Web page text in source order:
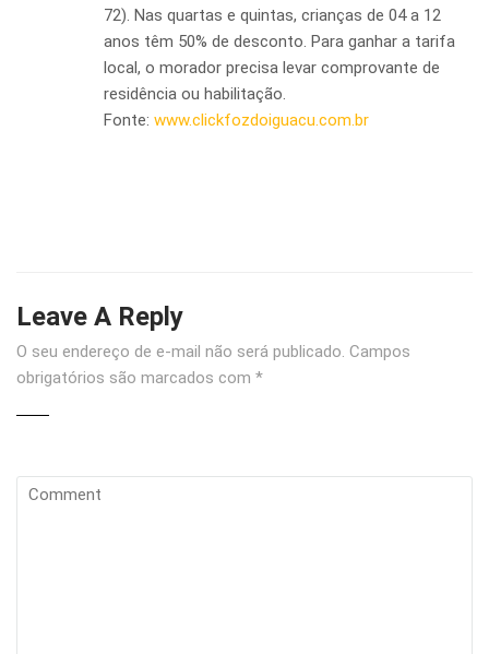
72). Nas quartas e quintas, crianças de 04 a 12
anos têm 50% de desconto. Para ganhar a tarifa
local, o morador precisa levar comprovante de
residência ou habilitação.
Fonte: www.clickfozdoiguacu.com.br
Leave A Reply
O seu endereço de e-mail não será publicado. Campos
obrigatórios são marcados com *